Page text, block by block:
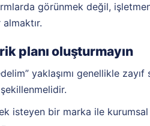
görünmek değil,
planı oluşturmayın
yaklaşımı genellikle
isteyen bir marka ile